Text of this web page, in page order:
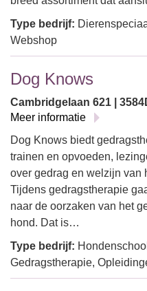
Type bedrijf:
Webshop
Dog Knows
Cambridgelaan 621 |
Meer informatie
Dog Knows biedt
trainen en opvoeden,
over gedrag en welzijn van
Tijdens gedragstherapie
naar de oorzaken van het
hond. Dat is…
Type bedrijf:
Gedragstherapie,